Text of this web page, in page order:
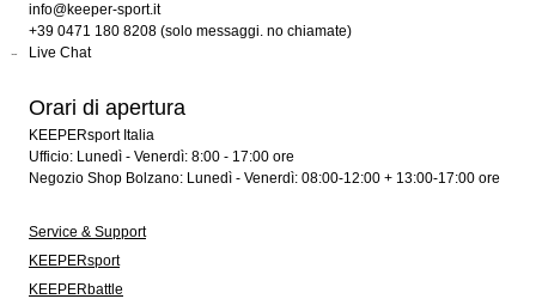
info@keeper-sport.it
+39 0471 180 8208 (solo messaggi. no chiamate)
Live Chat
Orari di apertura
KEEPERsport Italia
Ufficio: Lunedì - Venerdì: 8:00 - 17:00 ore
Negozio Shop Bolzano: Lunedì - Venerdì: 08:00-12:00 + 13:00-17:00 ore
Service & Support
KEEPERsport
KEEPERbattle